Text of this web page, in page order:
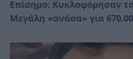
Επίσημο: Κυκλοφόρησαν
Μεγάλη «ανάσα» για